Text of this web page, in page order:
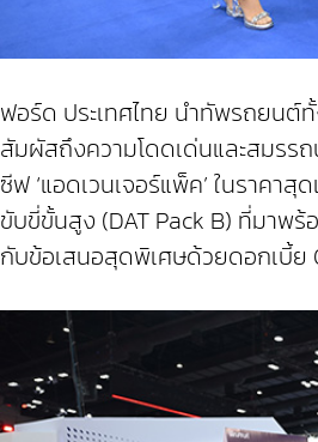
ฟอร์ด ประเทศไทย นำทัพรถยนต์ทั้
สัมผัสถึงความโดดเด่นและสมรร
ซีฟ ‘แอดเวนเจอร์แพ็ค’ ในราคา
ขับขี่ขั้นสูง (DAT Pack B) ที่มาพ
กับข้อเสนอสุดพิเศษด้วยดอกเบี้ย